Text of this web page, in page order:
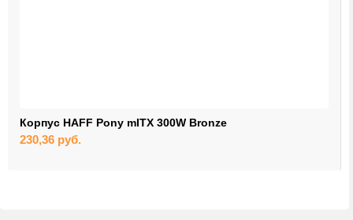
Корпус HAFF Pony mITX 300W Bronze
230,36 руб.